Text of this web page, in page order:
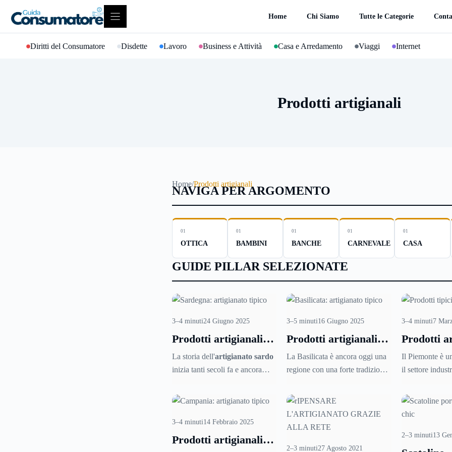
contenuto
Home Chi Siamo Tutte le Categorie
Diritti del Consumatore Disdette Lavoro Business e Attività Casa e Arredamento Viaggi Internet
Prodotti artigianali
Home/Prodotti artigianali
NAVIGA PER ARGOMENTO
01
OTTICA
01
BAMBINI
01
BANCHE
01
CARNEVALE
01
CASA
GUIDE PILLAR SELEZIONATE
3–4 minuti24 Giugno 2025
Prodotti artigianali
della Sardegna
La storia dell'artigianato sardo
inizia tanti secoli fa e ancora
generazione in generazione,
le tecniche di un tempo
ceramiche, tessuti, gioielli, ma
anche oggetti di uso quotidiano
3–5 minuti16 Giugno 2025
Prodotti artigianali
della Basilicata
La Basilicata è ancora oggi una
regione con una forte tradizione
rappresenta una vera e propria
porcellane ai presepi in
3–4 minuti7
Prodotti
del
Il Piemonte è
il settore
anche
regionale. Ecco
varie località si
3–4 minuti14 Febbraio 2025
Prodotti artigianali
2–3 minuti27 Agosto 2021
2–3 minuti13